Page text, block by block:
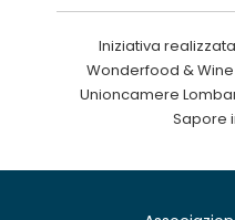
Iniziativa
Wonderfood &
Unioncamere
Sapore